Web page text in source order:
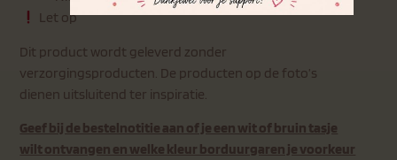
Let op
Dit product wordt geleverd zonder
verzorgingsproducten. De producten op de foto’s
dienen uitsluitend ter inspiratie.
Geef bij de bestelnotitie aan of je een wit of bruin tasje
wilt ontvangen en welke kleur borduurgaren je voorkeur